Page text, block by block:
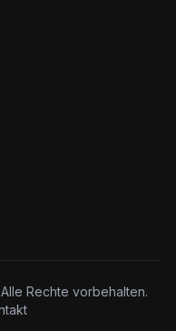
Rechte vorbehalten.